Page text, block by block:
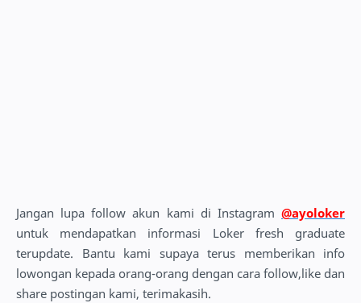
Jangan lupa follow akun kami di Instagram @ayoloker
untuk mendapatkan informasi Loker fresh graduate
terupdate. Bantu kami supaya terus memberikan info
lowongan kepada orang-orang dengan cara follow,like dan
share postingan kami, terimakasih.